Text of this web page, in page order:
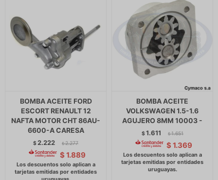
BOMBA ACEITE FORD
ESCORT RENAULT 12
NAFTA MOTOR CHT 86AU-
6600-A CARESA
$ 2.222 $ 2.277
$ 1.889
BOMBA ACEITE
VOLKSWAGEN 1.5-1.6
AGUJERO 8MM 10003 -
$1.611 $ 1.651
$ 1.369